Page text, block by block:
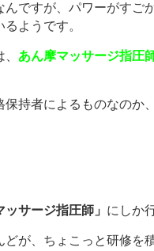
ですが、パワーがすご
ようです。
あん摩マッサージ指圧
持者によるものなのか
ッサージ指圧師」 にしか
が、ちょこっと研修を